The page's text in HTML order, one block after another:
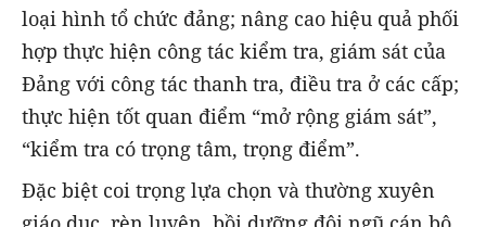
loại hình tổ chức đảng; nâng cao hiệu quả phối
hợp thực hiện công tác kiểm tra, giám sát của
Đảng với công tác thanh tra, điều tra ở các cấp;
thực hiện tốt quan điểm “mở rộng giám sát”,
“kiểm tra có trọng tâm, trọng điểm”.
Đặc biệt coi trọng lựa chọn và thường xuyên